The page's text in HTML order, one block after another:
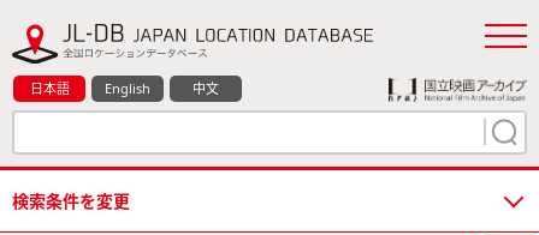
日本語 English 中文
検索条件を変更